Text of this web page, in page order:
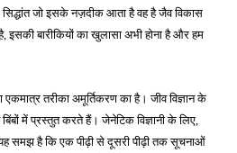
सिद्धांत जो इसके नज़दीक आता है वह है जैव विकास
,इसकी बारीकियों का खुलासा अभी होना है और हम
तरीका अमूर्तिकरण का है। जीव विज्ञान के
बिंबों में प्रस्तुत करते हैं। जेनेटिक विज्ञानी के लिए
समझ है कि एक पीढ़ी से दूसरी पीढ़ी तक सूचनाओं